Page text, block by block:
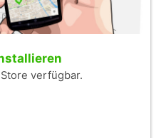
verfügbar.